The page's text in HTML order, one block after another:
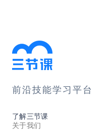
前沿技能学习平台
了解三节课
关于我们